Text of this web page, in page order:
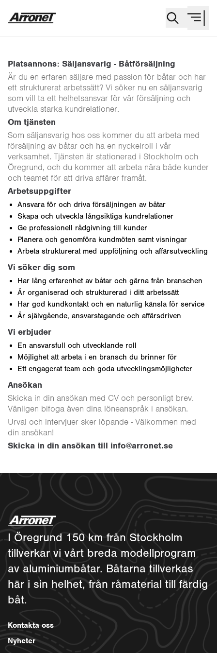
Platsannons: Säljansvarig - Båtförsäljning
Är du en erfaren säljare med passion för båtar och har
ett strukturerat arbetssätt? Vi söker nu en säljansvarig
som vill ta ett helhetsansvar för vår försäljning och
utveckla starka kundrelationer.
Om tjänsten
Som säljansvarig hos oss kommer du att arbeta med
försäljning av båtar och ha en nyckelroll i vår
verksamhet. Tjänsten är stationerad i Stockholm och
Öregrund, och du kommer att arbeta nära både kunder
och teamet för att driva affärer framåt.
Arbetsuppgifter
Ansvara för och driva försäljningen av båtar
Skapa och utveckla långsiktiga kundrelationer
Ge professionell rådgivning till kunder
Planera och genomföra kundmöten samt visningar
Arbeta strukturerat med uppföljning och affärsutveckling
Vi söker dig som
Har lång erfarenhet av båtar och gärna från branschen
Är organiserad och strukturerad i ditt arbetssätt
Har god kundkontakt och en naturlig känsla för service
Är självgående, ansvarstagande och affärsdriven
Vi erbjuder
En ansvarsfull och utvecklande roll
Möjlighet att arbeta i en bransch du brinner för
Ett engagerat team och goda utvecklingsmöjligheter
Ansökan
Skicka in din ansökan med CV och personligt brev.
Vänligen bifoga även dina löneanspråk i ansökan.
Urval och intervjuer sker löpande - Välkommen med
din ansökan!
Skicka in din ansökan till info@arronet.se
I Öregrund 150 km från Stockholm
tillverkar vi vårt breda modellprogram
av aluminiumbåtar. Båtarna tillverkas
här i sin helhet, från råmaterial till färdig
båt.
Kontakta oss
Nyheter